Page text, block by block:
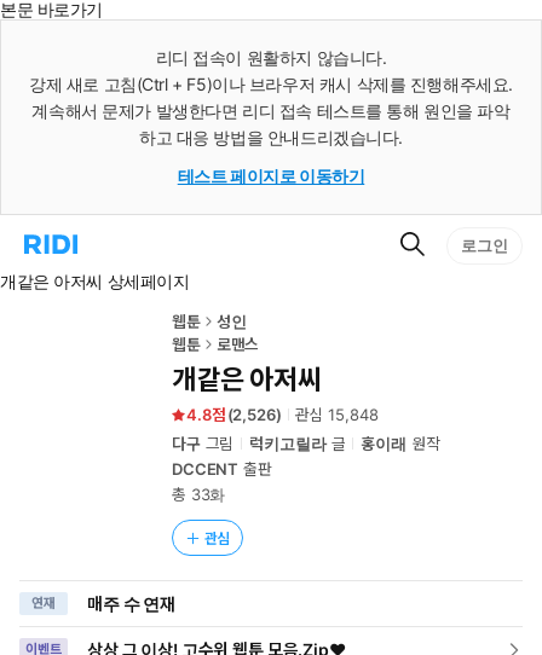
본문 바로가기
리디 접속이 원활하지 않습니다.
강제 새로 고침(Ctrl + F5)이나 브라우저 캐시 삭제를 진행해주세요.
계속해서 문제가 발생한다면 리디 접속 테스트를 통해 원인을 파악
하고 대응 방법을 안내드리겠습니다.
테스트 페이지로 이동하기
리
홈
검
로그인
개같은 아저씨 상세페이지
웹툰
성인
웹툰
로맨스
개같은 아저씨
4.8 (2,526) 관심15,848
다구그림 럭키고릴라글 홍이래 원작
DCCENT 출판
총 33화
관심
연재 매주 수 연재
이벤트 상상 그 이상! 고수위 웹툰 모음.Zip♥